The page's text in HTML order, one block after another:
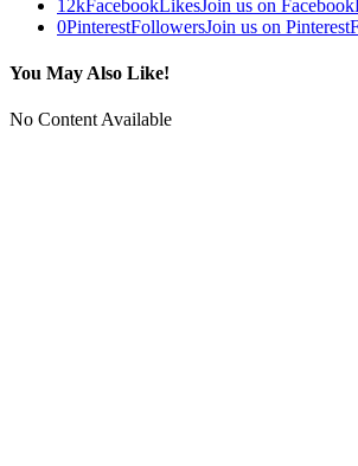
12kFacebookLikesJoin us on Facebook
0PinterestFollowersJoin us on Pinterest
You May Also Like!
No Content Available